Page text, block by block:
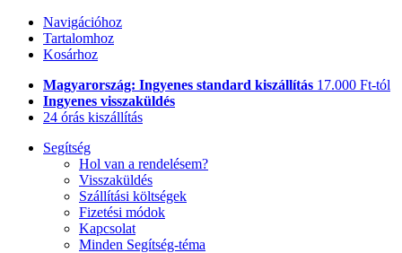
Navigációhoz
Tartalomhoz
Kosárhoz
Magyarország: Ingyenes standard kiszállítás 17.000 Ft-tól
Ingyenes visszaküldés
24 órás kiszállítás
Segítség
Hol van a rendelésem?
Visszaküldés
Szállítási költségek
Fizetési módok
Kapcsolat
Minden Segítség-téma